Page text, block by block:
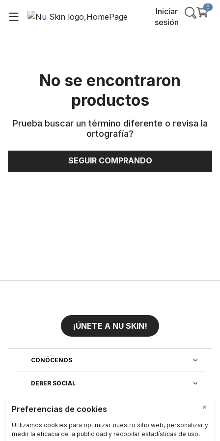
Iniciar
sesión
0
No se encontraron
productos
Prueba buscar un término diferente o revisa la
ortografía?
SEGUIR COMPRANDO
¡ÚNETE A NU SKIN!
CONÓCENOS
DEBER SOCIAL
ÚNETE AL EQUIPO
DESCUBRE NUESTRAS APLICACIONES